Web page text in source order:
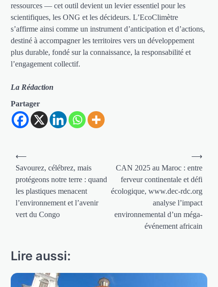
ressources — cet outil devient un levier essentiel pour les
scientifiques, les ONG et les décideurs. L’EcoClimètre
s’affirme ainsi comme un instrument d’anticipation et d’actions,
destiné à accompagner les territoires vers un développement
plus durable, fondé sur la connaissance, la responsabilité et
l’engagement collectif.
La Rédaction
Partager
Navigation
de
l’article
⟵
Savourez, célébrez, mais
protégeons notre terre : quand
les plastiques menacent
l’environnement et l’avenir
vert du Congo
CAN 2025 au Maroc : entre
ferveur continentale et défi
écologique, www.dec-rdc.org
analyse l’impact
environnemental d’un méga-
événement africain
⟶
Lire aussi: